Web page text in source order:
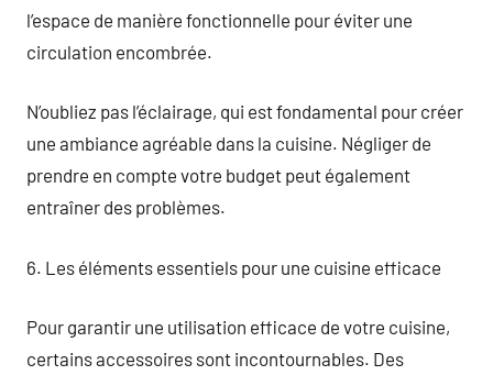
l’espace de manière fonctionnelle pour éviter une
circulation encombrée.
N’oubliez pas l’éclairage, qui est fondamental pour créer
une ambiance agréable dans la cuisine. Négliger de
prendre en compte votre budget peut également
entraîner des problèmes.
6. Les éléments essentiels pour une cuisine efficace
Pour garantir une utilisation efficace de votre cuisine,
certains accessoires sont incontournables. Des